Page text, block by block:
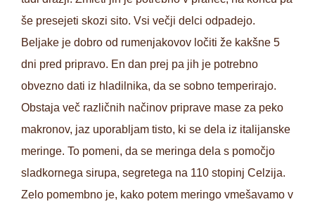
še presejeti skozi sito. Vsi večji delci odpadejo.
Beljake je dobro od rumenjakovov ločiti že kakšne 5
dni pred pripravo. En dan prej pa jih je potrebno
obvezno dati iz hladilnika, da se sobno temperirajo.
Obstaja več različnih načinov priprave mase za peko
makronov, jaz uporabljam tisto, ki se dela iz italijanske
meringe. To pomeni, da se meringa dela s pomočjo
sladkornega sirupa, segretega na 110 stopinj Celzija.
Zelo pomembno je, kako potem meringo vmešavamo v